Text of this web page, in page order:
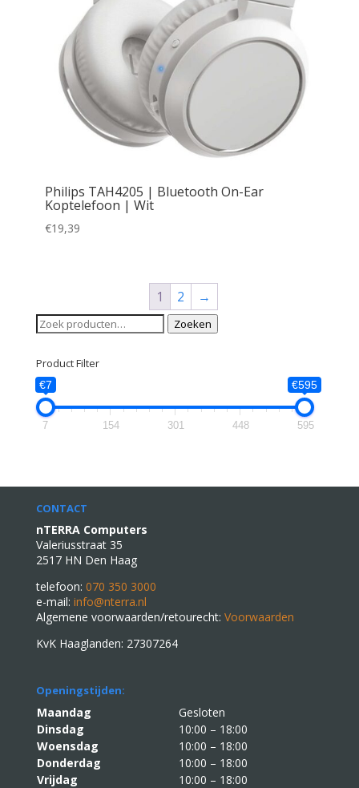
Philips TAH4205 | Bluetooth On-Ear
Koptelefoon | Wit
€19,39
1 2
→
Zoeken
naar:
Zoeken
Product Filter
€7 €595
7 154 301 448 595
CONTACT
nTERRA Computers
Valeriusstraat 35
2517 HN Den Haag
telefoon: 070 350 3000
e-mail: info@nterra.nl
Algemene voorwaarden/retourecht: Voorwaarden
KvK Haaglanden: 27307264
Openingstijden:
Maandag
Gesloten
Dinsdag
10:00 – 18:00
Woensdag
10:00 – 18:00
Donderdag
10:00 – 18:00
Vrijdag
10:00 – 18:00